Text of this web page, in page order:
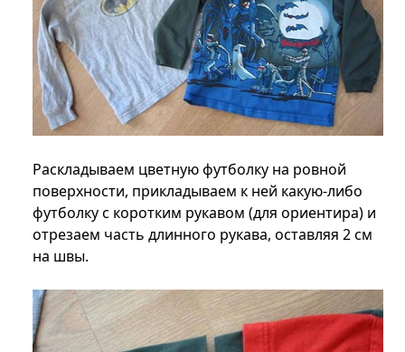
Раскладываем цветную футболку на ровной
поверхности, прикладываем к ней какую-либо
футболку с коротким рукавом (для ориентира) и
отрезаем часть длинного рукава, оставляя 2 см
на швы.